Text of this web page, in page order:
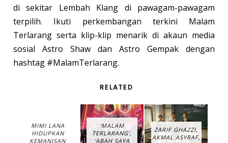
di sekitar Lembah Klang di pawagam-pawagam
terpilih. Ikuti perkembangan terkini Malam
Terlarang serta klip-klip menarik di akaun media
sosial Astro Shaw dan Astro Gempak dengan
hashtag #MalamTerlarang.
RELATED
MIMI LANA
HIDUPKAN
KEMANISAN
‘MALAM
TERLARANG’,
‘ABAH SAYA
ZARIF GHAZZI,
AKMAL ASYRAF,